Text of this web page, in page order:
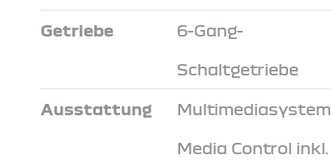
Getriebe 6-Gang-
Schaltgetriebe
Ausstattung Multimediasystem
Media Control inkl.